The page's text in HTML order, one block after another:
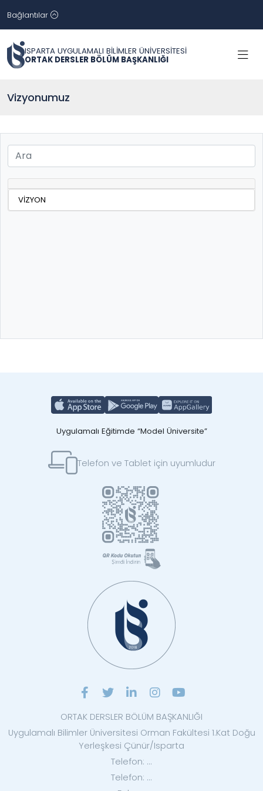
Bağlantılar
ISPARTA UYGULAMALI BİLİMLER ÜNİVERSİTESİ
ORTAK DERSLER BÖLÜM BAŞKANLIĞI
Vizyonumuz
VİZYON
Uygulamalı Eğitimde “Model Üniversite”
Telefon ve Tablet için uyumludur
ORTAK DERSLER BÖLÜM BAŞKANLIĞI
Uygulamalı Bilimler Üniversitesi Orman Fakültesi 1.Kat Doğu
Yerleşkesi Çünür/Isparta
Telefon: ...
Telefon: ...